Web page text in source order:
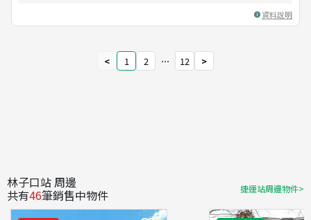
資料說明
< 1 2 ⋯ 12 >
林子口站 周邊
共有46筆銷售中物件 捷運站周邊物件>